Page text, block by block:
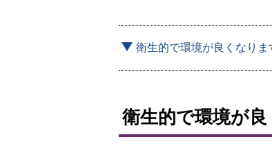
衛生的で環境が良くなりま
衛生的で環境が